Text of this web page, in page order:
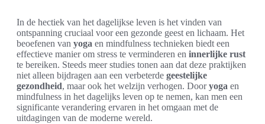
In de hectiek van het dagelijkse leven is het vinden van
ontspanning cruciaal voor een gezonde geest en lichaam. Het
beoefenen van yoga en mindfulness technieken biedt een
effectieve manier om stress te verminderen en innerlijke rust
te bereiken. Steeds meer studies tonen aan dat deze praktijken
niet alleen bijdragen aan een verbeterde geestelijke
gezondheid, maar ook het welzijn verhogen. Dooryoga en
mindfulness in het dagelijks leven op te nemen, kan men een
significante verandering ervaren in het omgaan met de
uitdagingen van de moderne wereld.